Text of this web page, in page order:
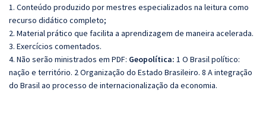
1. Conteúdo produzido por mestres especializados na leitura como
recurso didático completo;
2. Material prático que facilita a aprendizagem de maneira acelerada.
3. Exercícios comentados.
4. Não serão ministrados em PDF: Geopolítica: 1 O Brasil político:
nação e território. 2 Organização do Estado Brasileiro. 8 A integração
do Brasil ao processo de internacionalização da economia.